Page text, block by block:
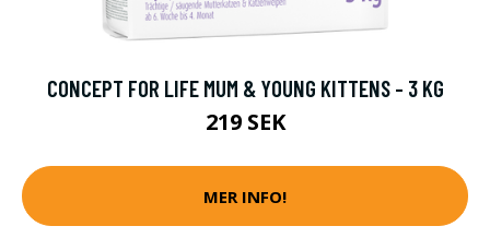
CONCEPT FOR LIFE MUM & YOUNG KITTENS - 3 KG
219 SEK
MER INFO!